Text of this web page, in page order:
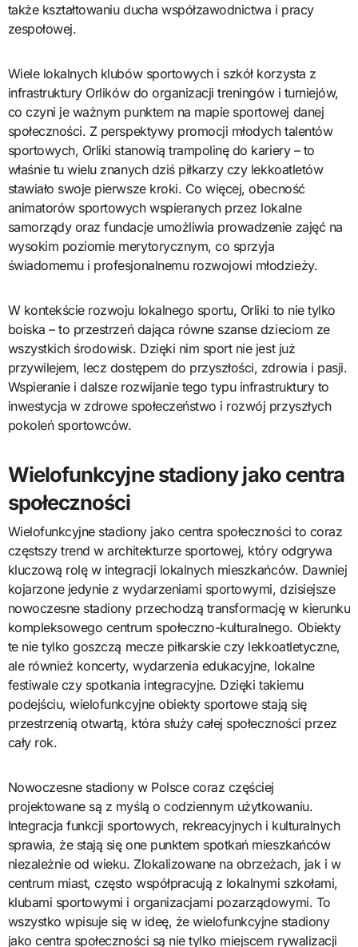
także kształtowaniu ducha współzawodnictwa i pracy
zespołowej.
Wiele lokalnych klubów sportowych i szkół korzysta z
infrastruktury Orlików do organizacji treningów i turniejów,
co czyni je ważnym punktem na mapie sportowej danej
społeczności. Z perspektywy promocji młodych talentów
sportowych, Orliki stanowią trampolinę do kariery – to
właśnie tu wielu znanych dziś piłkarzy czy lekkoatletów
stawiało swoje pierwsze kroki. Co więcej, obecność
animatorów sportowych wspieranych przez lokalne
samorządy oraz fundacje umożliwia prowadzenie zajęć na
wysokim poziomie merytorycznym, co sprzyja
świadomemu i profesjonalnemu rozwojowi młodzieży.
W kontekście rozwoju lokalnego sportu, Orliki to nie tylko
boiska – to przestrzeń dająca równe szanse dzieciom ze
wszystkich środowisk. Dzięki nim sport nie jest już
przywilejem, lecz dostępem do przyszłości, zdrowia i pasji.
Wspieranie i dalsze rozwijanie tego typu infrastruktury to
inwestycja w zdrowe społeczeństwo i rozwój przyszłych
pokoleń sportowców.
Wielofunkcyjne stadiony jako centra
społeczności
Wielofunkcyjne stadiony jako centra społeczności to coraz
częstszy trend w architekturze sportowej, który odgrywa
kluczową rolę w integracji lokalnych mieszkańców. Dawniej
kojarzone jedynie z wydarzeniami sportowymi, dzisiejsze
nowoczesne stadiony przechodzą transformację w kierunku
kompleksowego centrum społeczno-kulturalnego. Obiekty
te nie tylko goszczą mecze piłkarskie czy lekkoatletyczne,
ale również koncerty, wydarzenia edukacyjne, lokalne
festiwale czy spotkania integracyjne. Dzięki takiemu
podejściu, wielofunkcyjne obiekty sportowe stają się
przestrzenią otwartą, która służy całej społeczności przez
cały rok.
Nowoczesne stadiony w Polsce coraz częściej
projektowane są z myślą o codziennym użytkowaniu.
Integracja funkcji sportowych, rekreacyjnych i kulturalnych
sprawia, że stają się one punktem spotkań mieszkańców
niezależnie od wieku. Zlokalizowane na obrzeżach, jak i w
centrum miast, często współpracują z lokalnymi szkołami,
klubami sportowymi i organizacjami pozarządowymi. To
wszystko wpisuje się w ideę, że wielofunkcyjne stadiony
jako centra społeczności są nie tylko miejscem rywalizacji